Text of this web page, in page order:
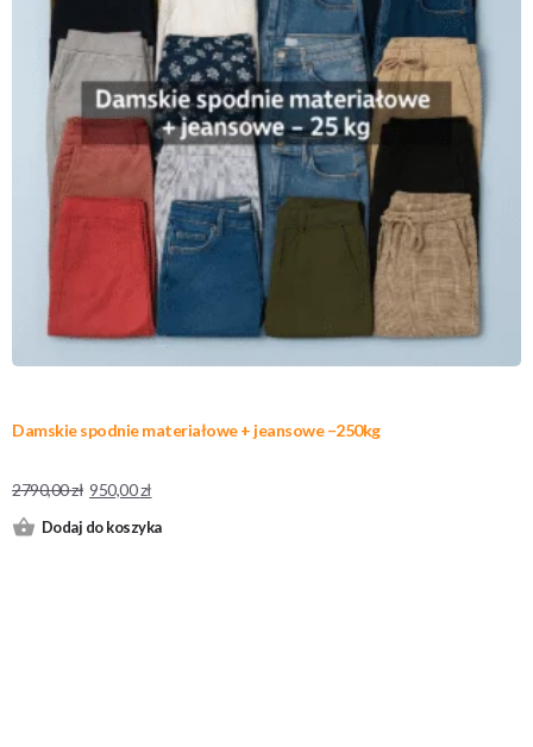
Damskie spodnie materiałowe + jeansowe –250kg
2790,00zł 950,00zł
Dodaj do koszyka